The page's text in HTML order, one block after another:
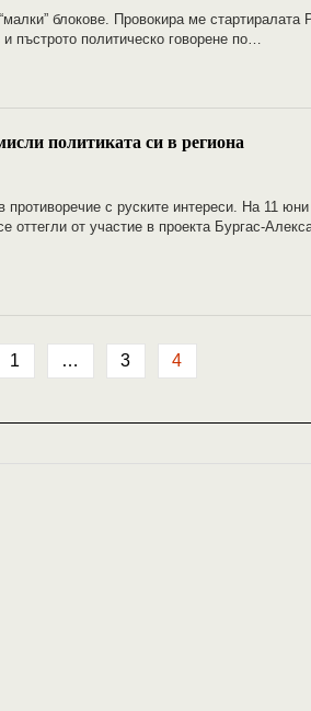
блокове. Провокира ме стартиралата
пъстрото политическо говорене по…
политиката си в региона
с руските интереси. На 11
от участие в проекта Бургас-
1 … 3 4